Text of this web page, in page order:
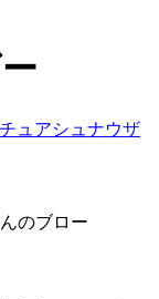
ュアシュナウザ
のブロー